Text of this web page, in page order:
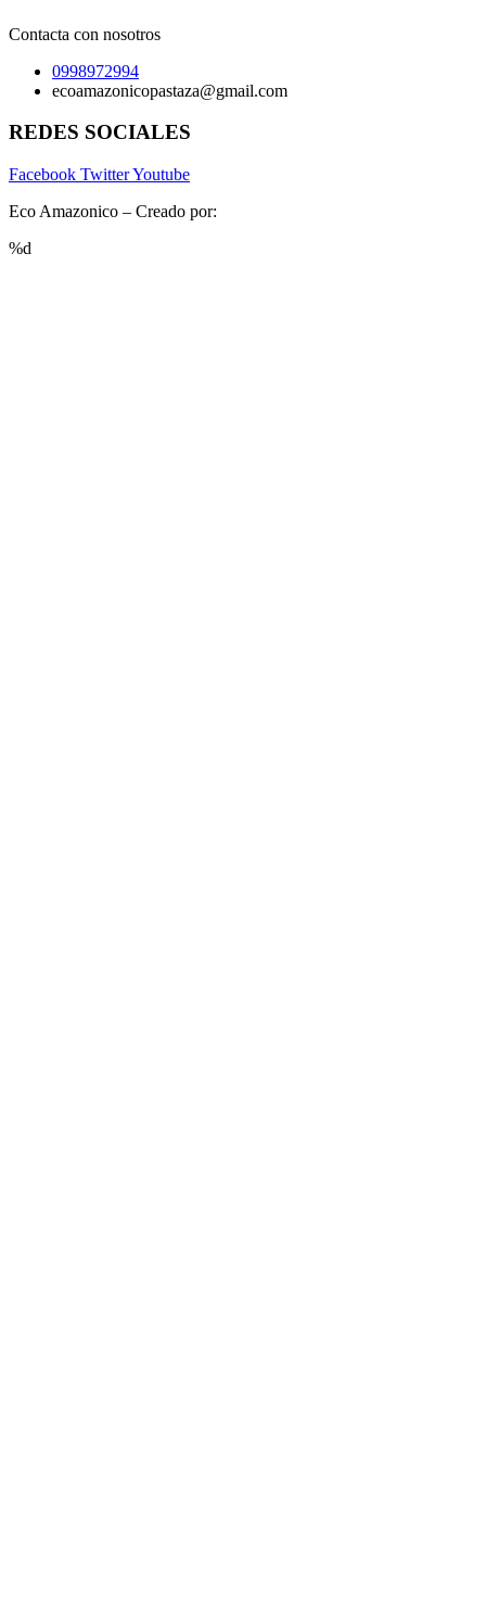
Contacta con nosotros
0998972994
ecoamazonicopastaza@gmail.com
REDES SOCIALES
Facebook TwitterYoutube
Eco Amazonico – Creado por:
%d